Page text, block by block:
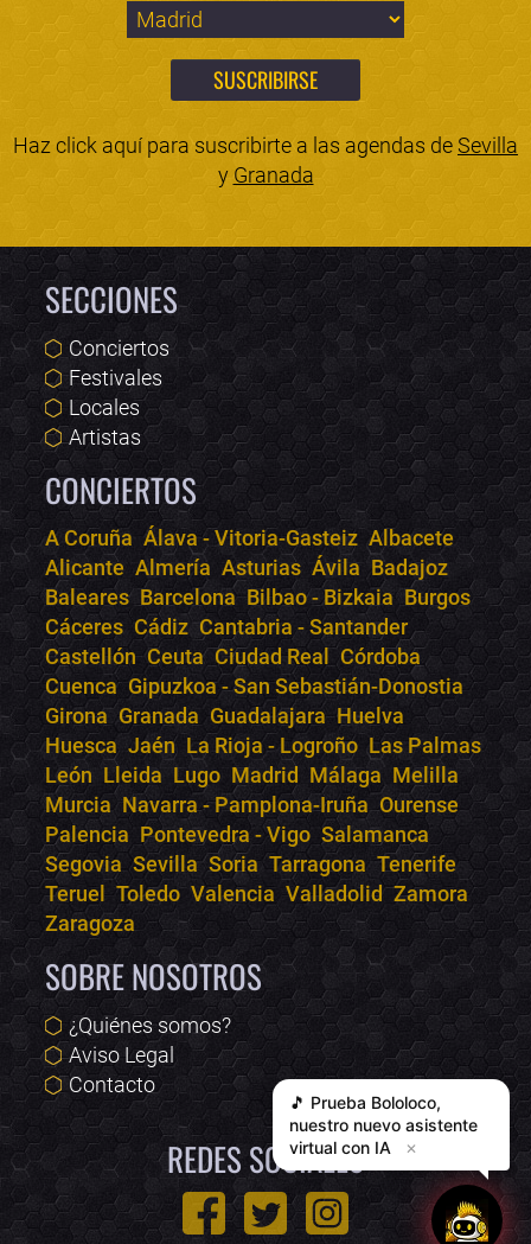
Haz click aquí para suscribirte a las agendas deSevilla
y Granada
SECCIONES
Conciertos
Festivales
Locales
Artistas
CONCIERTOS
A Coruña Álava - Vitoria-Gasteiz Albacete
Alicante Almería Asturias Ávila Badajoz
Baleares Barcelona Bilbao - Bizkaia Burgos
Cáceres Cádiz Cantabria - Santander
Castellón Ceuta Ciudad Real Córdoba
Cuenca Gipuzkoa - San Sebastián-Donostia
Girona Granada Guadalajara Huelva
Huesca Jaén La Rioja - Logroño Las Palmas
León Lleida Lugo Madrid Málaga Melilla
Murcia Navarra - Pamplona-Iruña Ourense
Palencia Pontevedra - Vigo Salamanca
Segovia Sevilla Soria Tarragona Tenerife
Teruel
Toledo Valencia Valladolid Zamora
Zaragoza
SOBRE NOSOTROS
¿Quiénes somos?
Aviso Legal
Contacto
REDES SOCIALES
🎵 Prueba Bololoco,
nuestro nuevo asistente
virtual con IA
✕
Bololoco · conciertos.club
Online · Te ayudo a encontrar conciertos